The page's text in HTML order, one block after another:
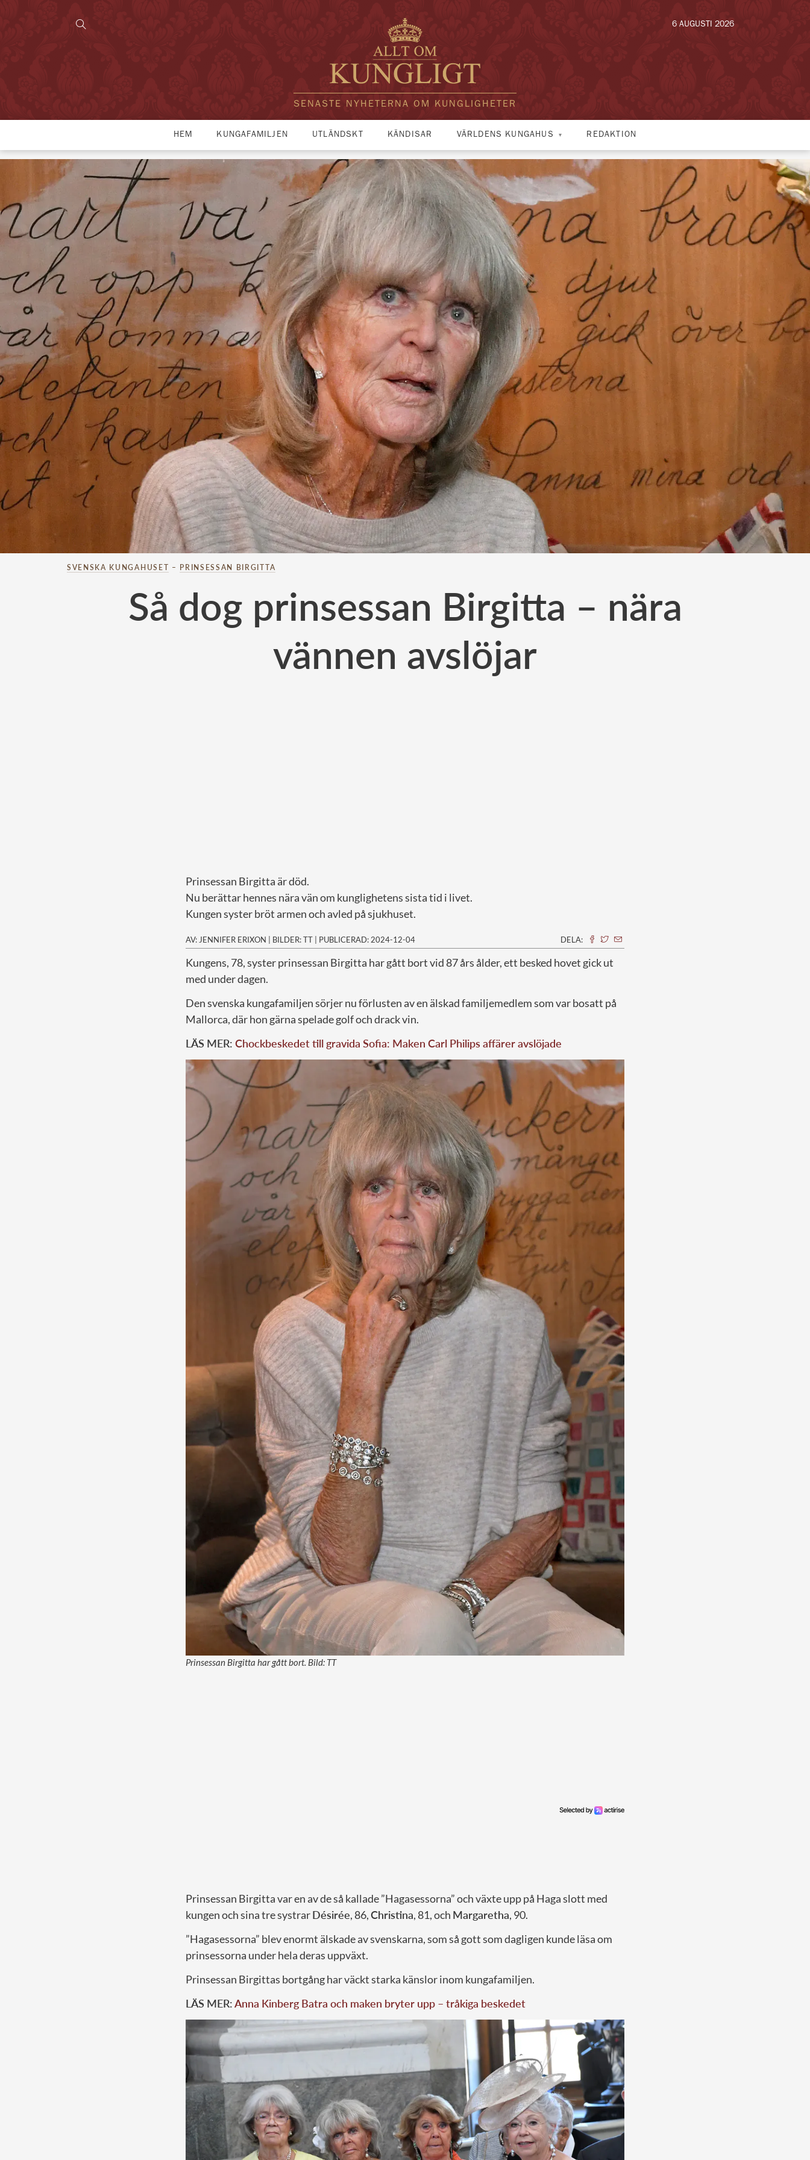
SENASTE NYHETERNA OM KUNGLIGHETER
6 AUGUSTI 2026
HEM KUNGAFAMILJEN UTLÄNDSKT KÄNDISAR VÄRLDENS KUNGAHUS REDAKTION
SVENSKA KUNGAHUSET – PRINSESSAN BIRGITTA
Så dog prinsessan Birgitta – nära
vännen avslöjar
Prinsessan Birgitta är död.
Nu berättar hennes nära vän om kunglighetens sista tid i livet.
Kungen syster bröt armen och avled på sjukhuset.
AV: JENNIFER ERIXON | BILDER: TT | PUBLICERAD: 2024-12-04 DELA:
Kungens, 78, syster prinsessan Birgitta har gått bort vid 87 års ålder, ett besked hovet gick ut
med under dagen.
Den svenska kungafamiljen sörjer nu förlusten av en älskad familjemedlem som var bosatt på
Mallorca, där hon gärna spelade golf och drack vin.
LÄS MER: Chockbeskedet till gravida Sofia: Maken Carl Philips affärer avslöjade
Prinsessan Birgitta har gått bort. Bild: TT
Prinsessan Birgitta var en av de så kallade ”Hagasessorna” och växte upp på Haga slott med
kungen och sina tre systrarDésirée, 86,Christina, 81, och Margaretha, 90.
”Hagasessorna” blev enormt älskade av svenskarna, som så gott som dagligen kunde läsa om
prinsessorna under hela deras uppväxt.
Prinsessan Birgittas bortgång har väckt starka känslor inom kungafamiljen.
LÄS MER:Anna Kinberg Batra och maken bryter upp – tråkiga beskedet